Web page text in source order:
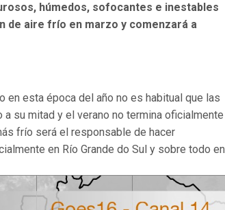
húmedos, sofocantes e inestables
de aire frío en marzo y comenzará a
en esta época del año no es habitual que las
su mitad y el verano no termina oficialmente
frío será el responsable de hacer
en Río Grande do Sul y sobre todo en